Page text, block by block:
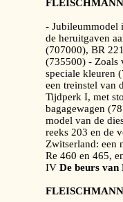
- Jubileummodel
de heruitgaven
(707000), BR
(735500) - Zoals
speciale kleuren
een treinstel van
Tijdperk I, met
bagagewagen
model van de
reeks 203 en de
Zwitserland: een
Re 460 en 465,
IV De beurs van